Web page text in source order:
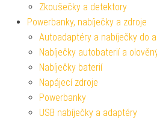
Zkoušečky a detektory
Powerbanky, nabíječky a zdroje
Autoadaptéry a nabíječky do
Nabíječky autobaterií a
Nabíječky baterií
Napájecí zdroje
Powerbanky
USB nabíječky a adaptéry